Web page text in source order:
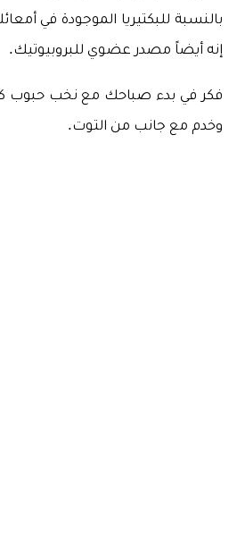
بالنسبة للبكتيريا الموجودة في
إنه أيضاً مصدر عضوي للبروبيوتيك.
فكر في بدء صباحك مع نخب حبوب
وخدم مع جانب من التوت.